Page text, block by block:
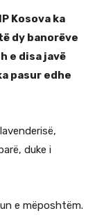
Kosova ka
dy banorëve
e disa javë
pasur edhe
duke i
e mëposhtëm.